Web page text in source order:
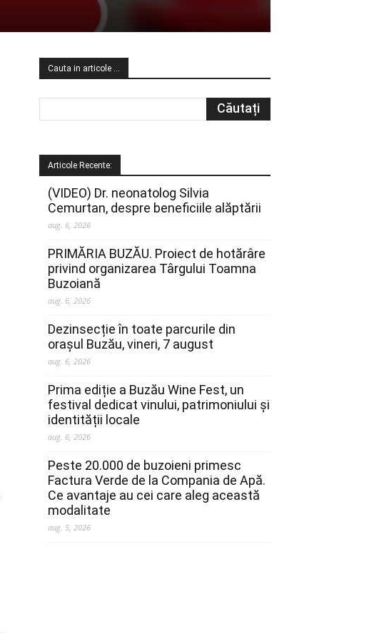
Cauta in articole …
Articole Recente:
(VIDEO) Dr. neonatolog Silvia
Cemurtan, despre beneficiile alăptării
aug. 6, 2026
PRIMĂRIA BUZĂU. Proiect de hotărâre
privind organizarea Târgului Toamna
Buzoiană
aug. 6, 2026
Dezinsecție în toate parcurile din
orașul Buzău, vineri, 7 august
aug. 6, 2026
Prima ediție a Buzău Wine Fest, un
festival dedicat vinului, patrimoniului și
identității locale
aug. 6, 2026
Peste 20.000 de buzoieni primesc
Factura Verde de la Compania de Apă.
Ce avantaje au cei care aleg această
modalitate
aug. 5, 2026